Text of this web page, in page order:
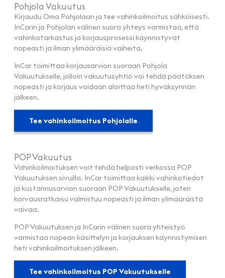
Pohjola Vakuutus
Kirjaudu Oma Pohjolaan ja tee vahinkoilmoitus sähköisesti.
InCarin ja Pohjolan välinen suora yhteys varmistaa, että
vahinkotarkastus ja korjausprosessi käynnistyvät
nopeasti ja ilman ylimääräisiä vaiheita.
InCar toimittaa korjausarvion suoraan Pohjola
Vakuutukselle, jolloin vakuutusyhtiö voi tehdä päätöksen
nopeasti ja korjaus voidaan aloittaa heti hyväksynnän
jälkeen.
Tee vahinkoilmoitus Pohjolalle
POP Vakuutus
Vahinkoilmoituksen voit tehdä helposti verkossa POP
Vakuutuksen sivuilla. InCar toimittaa kaikki vahinkotiedot
ja kustannusarvion suoraan POP Vakuutukselle, joten
korvausratkaisu valmistuu nopeasti ja ilman ylimääräistä
vaivaa.
POP Vakuutuksen ja InCarin välinen suora yhteistyö
varmistaa nopean käsittelyn ja korjauksen käynnistymisen
heti vahinkoilmoituksen jälkeen.
Tee vahinkoilmoitus POP Vakuutukselle